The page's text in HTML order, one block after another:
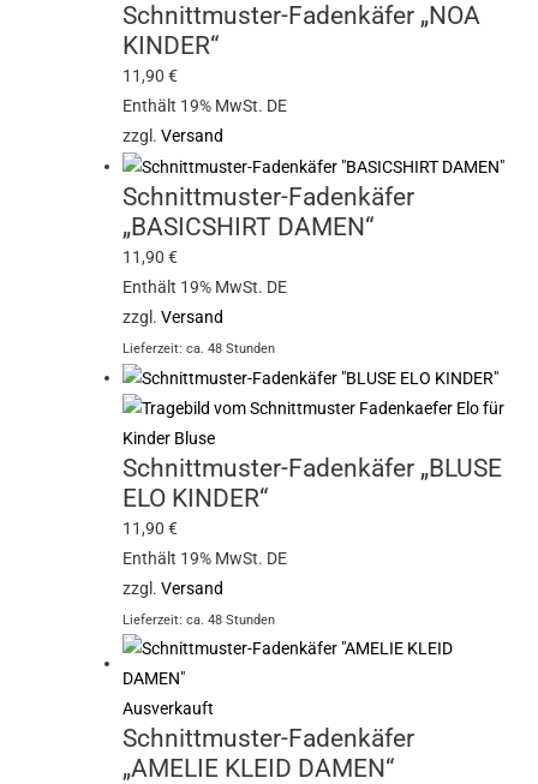
Schnittmuster-Fadenkäfer „NOA
KINDER“
11,90€
Enthält 19% MwSt. DE
zzgl.Versand
Schnittmuster-Fadenkäfer
„BASICSHIRT DAMEN“
11,90€
Enthält 19% MwSt. DE
zzgl.Versand
Lieferzeit: ca. 48 Stunden
Schnittmuster-Fadenkäfer „BLUSE
ELO KINDER“
11,90€
Enthält 19% MwSt. DE
zzgl.Versand
Lieferzeit: ca. 48 Stunden
Ausverkauft
Schnittmuster-Fadenkäfer
„AMELIE KLEID DAMEN“